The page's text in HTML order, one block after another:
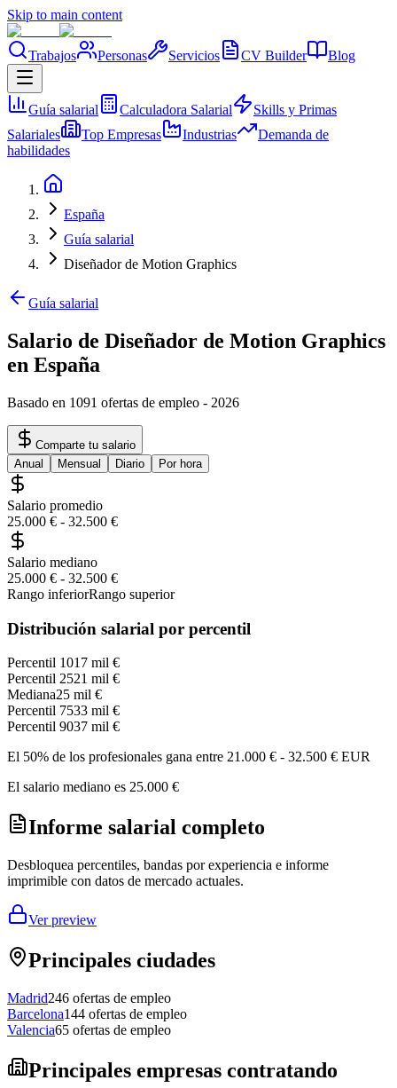
Skip to main content
Trabajos Personas Servicios CV Builder Blog
Guía salarial Calculadora Salarial
Skills y Primas
Salariales
Top Empresas Industrias
Demanda de
habilidades
España
Guía salarial
Diseñador de Motion Graphics
Guía salarial
Salario de Diseñador de Motion Graphics
en España
Basado en 1091 ofertas de empleo - 2026
Comparte tu salario
Anual
Mensual Diario Por hora
Salario promedio
25.000 € - 32.500 €
Salario mediano
25.000 € - 32.500 €
Rango inferiorRango superior
Distribución salarial por percentil
Percentil 1017 mil €
Percentil 2521 mil €
Mediana25 mil €
Percentil 7533 mil €
Percentil 9037 mil €
El 50% de los profesionales gana entre 21.000 € - 32.500 € EUR
El salario mediano es 25.000 €
Informe salarial completo
Desbloquea percentiles, bandas por experiencia e informe
imprimible con datos de mercado actuales.
Ver preview
Principales ciudades
Madrid246 ofertas de empleo
Barcelona144 ofertas de empleo
Valencia65 ofertas de empleo
Principales empresas contratando